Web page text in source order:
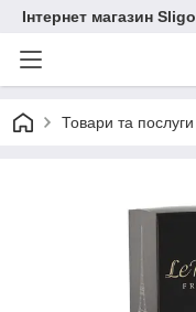
Інтернет магазин Sligo
Товари та послуги